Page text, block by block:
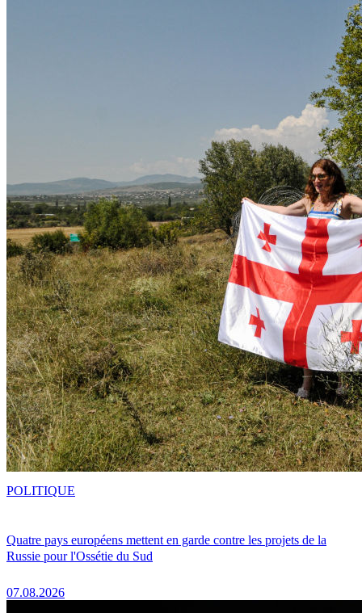
Quatre pays européens mettent en garde contre les projets de la
Russie pour l'Ossétie du Sud
07.08.2026
POLITIQUE